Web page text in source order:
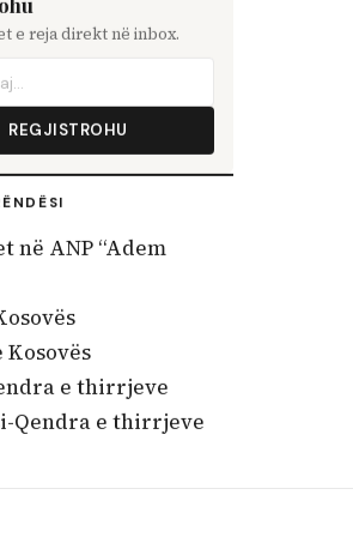
e reja direkt në inbox.
REGJISTROHU
në ANP “Adem
Kosovës
e thirrjeve
Qendra e thirrjeve